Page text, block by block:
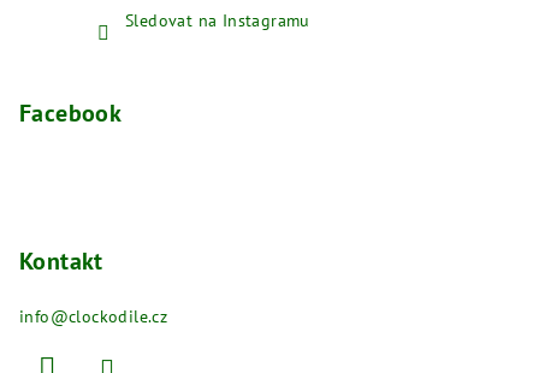
Sledovat na Instagramu
Facebook
Kontakt
info@clockodile.cz